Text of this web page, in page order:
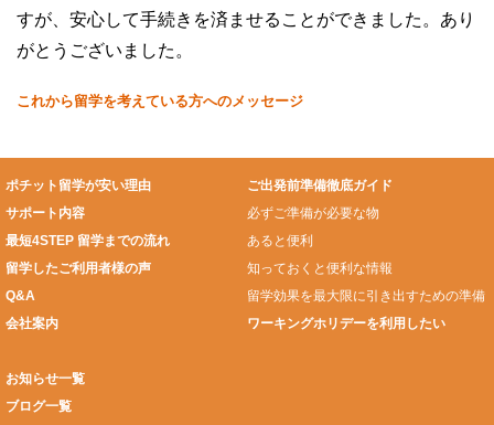
すが、安心して手続きを済ませることができました。あり
がとうございました。
これから留学を考えている方へのメッセージ
ポチット留学が安い理由
サポート内容
最短4STEP 留学までの流れ
留学したご利用者様の声
Q&A
会社案内
ご出発前準備徹底ガイド
必ずご準備が必要な物
あると便利
知っておくと便利な情報
留学効果を最大限に引き出すための準備
ワーキングホリデーを利用したい
お知らせ一覧
ブログ一覧